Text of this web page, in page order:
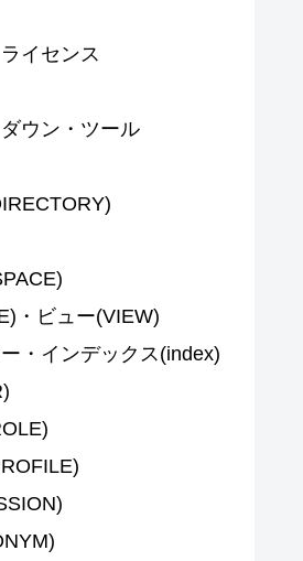
イセンス
ウン・ツール
・ビュー(VIEW)
・インデックス(index)